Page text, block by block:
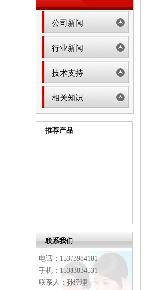
公司新闻
行业新闻
技术支持
相关知识
推荐产品
联系我们
电话：15373984181
手机：15383834531
联系人：孙经理